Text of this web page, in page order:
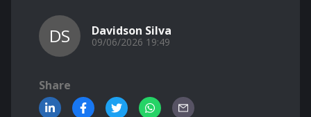
DS Davidson Silva
09/06/2026 19:49
Share